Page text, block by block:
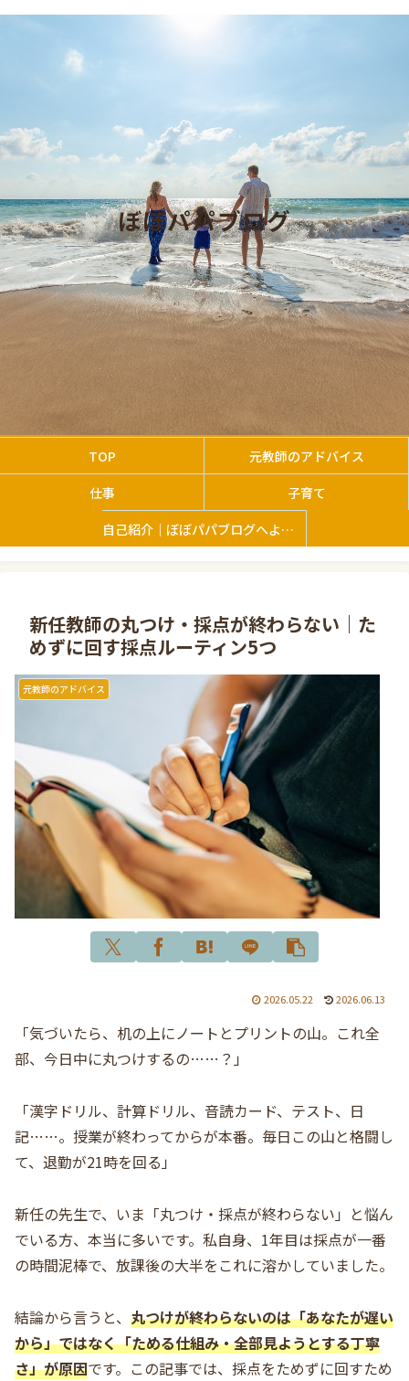
ぼぼパパブログ
TOP
元教師のアドバイス
仕事
子育て
自己紹介｜ぼぼパパブログへようこそ
新任教師の丸つけ・採点が終わらない｜た
めずに回す採点ルーティン5つ
元教師のアドバイス
2026.05.22 2026.06.13
「気づいたら、机の上にノートとプリントの山。これ全
部、今日中に丸つけするの……？」
「漢字ドリル、計算ドリル、音読カード、テスト、日
記……。授業が終わってからが本番。毎日この山と格闘し
て、退勤が21時を回る」
新任の先生で、いま「丸つけ・採点が終わらない」と悩ん
でいる方、本当に多いです。私自身、1年目は採点が一番
の時間泥棒で、放課後の大半をこれに溶かしていました。
結論から言うと、 丸つけが終わらないのは「あなたが遅い
から」ではなく「ためる仕組み・全部見ようとする丁寧
さ」が原因です。この記事では、採点をためずに回すため